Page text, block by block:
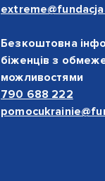
Безкоштовна
біженців з
можливостями
790 688 222